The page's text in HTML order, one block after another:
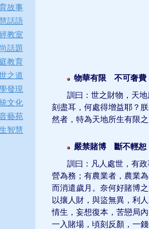
故事
話語
教室
話題
教育
之道
發現
文化
藝苑
智慧
物華有限 不可奢費
訓曰：世之財物，天
刻盡耳，何處得增益耶？
然者，特為天地所生有限
嚴禁賭博 斷不輕恕
訓曰：凡人處世，有
營為務；有農業者，農業
而消遣歲月。奈何好賭博
以攘人財，與盜無異，利
情生，妄想復本，苦戀局
一入賭場，頃刻反顏，一